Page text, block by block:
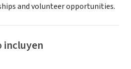
and volunteer opportunities.
incluyen